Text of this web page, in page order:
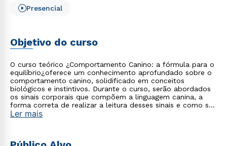
Presencial
Objetivo do curso
O curso teórico ¿Comportamento Canino: a fórmula para o
equilíbrio¿oferece um conhecimento aprofundado sobre o
comportamento canino, solidificado em conceitos
biológicos e instintivos. Durante o curso, serão abordados
os sinais corporais que compõem a linguagem canina, a
forma correta de realizar a leitura desses sinais e como ser
assertivo na comunicação com os cães para abordá-los de
Ler mais